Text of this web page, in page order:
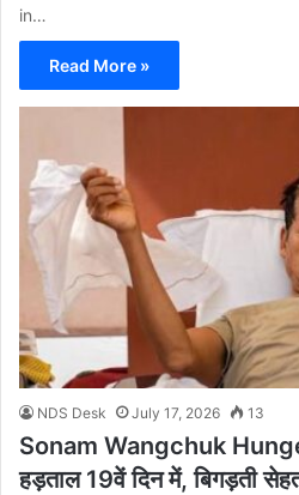
in…
Read More »
NDS Desk July 17, 2026 13
Sonam Wangchuk
हड़ताल 19वें दिन में, बिगड़ती सेहत